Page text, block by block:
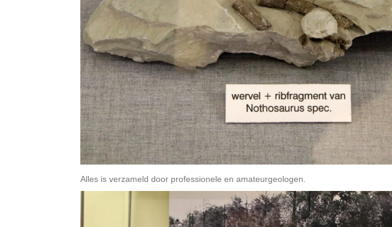
Alles is verzameld door professionele en amateurgeologen.